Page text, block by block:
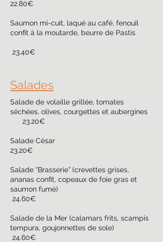
22.80€
Saumon mi-cuit, laqué au café, fenouil
confit à la moutarde, beurre de Pastis
23.40€
Salades
Salade de volaille grillée, tomates
séchées, olives, courgettes et aubergines
23.20€
Salade César
23.20€
Salade “Brasserie” (crevettes grises,
ananas confit, copeaux de foie gras et
saumon fumé)
24.60€
Salade de la Mer (calamars frits, scampis
tempura, goujonnettes de sole)
24.60€